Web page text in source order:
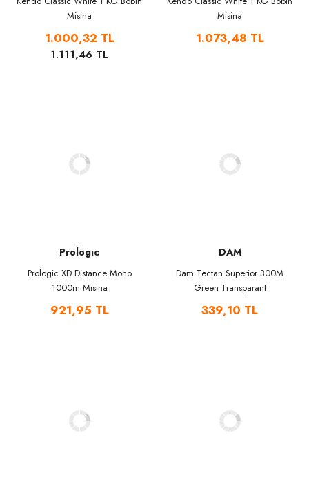
Misina
1.000,32 TL
1.111,46 TL
Misina
1.073,48 TL
Prologıc
Prologic XD Distance Mono
1000m Misina
921,95 TL
DAM
Dam Tectan Superior 300M
Green Transparant
339,10 TL